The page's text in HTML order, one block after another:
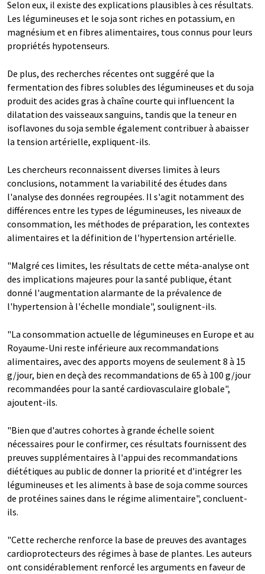
Selon eux, il existe des explications plausibles à ces résultats.
Les légumineuses et le soja sont riches en potassium, en
magnésium et en fibres alimentaires, tous connus pour leurs
propriétés hypotenseurs.
De plus, des recherches récentes ont suggéré que la
fermentation des fibres solubles des légumineuses et du soja
produit des acides gras à chaîne courte qui influencent la
dilatation des vaisseaux sanguins, tandis que la teneur en
isoflavones du soja semble également contribuer à abaisser
la tension artérielle, expliquent-ils.
Les chercheurs reconnaissent diverses limites à leurs
conclusions, notamment la variabilité des études dans
l'analyse des données regroupées. Il s'agit notamment des
différences entre les types de légumineuses, les niveaux de
consommation, les méthodes de préparation, les contextes
alimentaires et la définition de l'hypertension artérielle.
"Malgré ces limites, les résultats de cette méta-analyse ont
des implications majeures pour la santé publique, étant
donné l'augmentation alarmante de la prévalence de
l'hypertension à l'échelle mondiale", soulignent-ils.
"La consommation actuelle de légumineuses en Europe et au
Royaume-Uni reste inférieure aux recommandations
alimentaires, avec des apports moyens de seulement 8 à 15
g/jour, bien en deçà des recommandations de 65 à 100 g/jour
recommandées pour la santé cardiovasculaire globale",
ajoutent-ils.
"Bien que d'autres cohortes à grande échelle soient
nécessaires pour le confirmer, ces résultats fournissent des
preuves supplémentaires à l'appui des recommandations
diététiques au public de donner la priorité et d'intégrer les
légumineuses et les aliments à base de soja comme sources
de protéines saines dans le régime alimentaire", concluent-
ils.
"Cette recherche renforce la base de preuves des avantages
cardioprotecteurs des régimes à base de plantes. Les auteurs
ont considérablement renforcé les arguments en faveur de